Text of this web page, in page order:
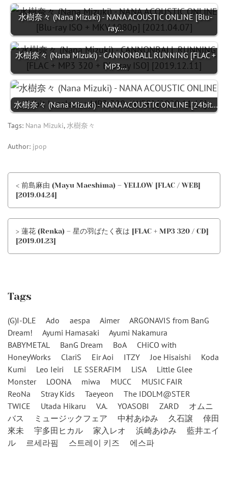
水樹奈々 (Nana Mizuki) - NANA ACOUSTIC ONLINE [Blu-
ray…
水樹奈々 (Nana Mizuki) - CANNONBALL RUNNING [FLAC +
MP3…
水樹奈々 (Nana Mizuki) - NANA ACOUSTIC ONLINE [24bit…
Tags: Nana Mizuki,水樹奈々
Author: jpop
< 前島麻由 (Mayu Maeshima) – YELLOW [FLAC / WEB]
[2019.04.24]
> 蓮花 (Renka) – 星の羽ばたく夜は [FLAC + MP3 320 / CD]
[2019.01.23]
Tags
(G)I-DLE Ado aespa Aimer
ARGONAVIS from BanG
Dream!
Ayumi Hamasaki
Ayumi Nakamura
BABYMETAL
BanG Dream BoA
CHiCO with
HoneyWorks
ClariS Eir Aoi ITZY Joe Hisaishi
Koda
Kumi
Leo Ieiri LE SSERAFIM LiSA
Little Glee
Monster
LOONA miwa MUCC
MUSIC FAIR
ReoNa
Stray Kids Taeyeon
The IDOLM@STER
TWICE
Utada Hikaru V.A. YOASOBI ZARD
オムニ
バス
ミュージックフェア 中村あゆみ 久石譲
倖田
來未
宇多田ヒカル 家入レオ 浜崎あゆみ
藍井エイ
ル
르세라핌 스트레이 키즈 에스파